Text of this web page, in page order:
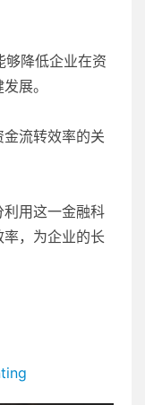
够降低企业在资
展。
流转效率的关
用这一金融科
，为企业的长